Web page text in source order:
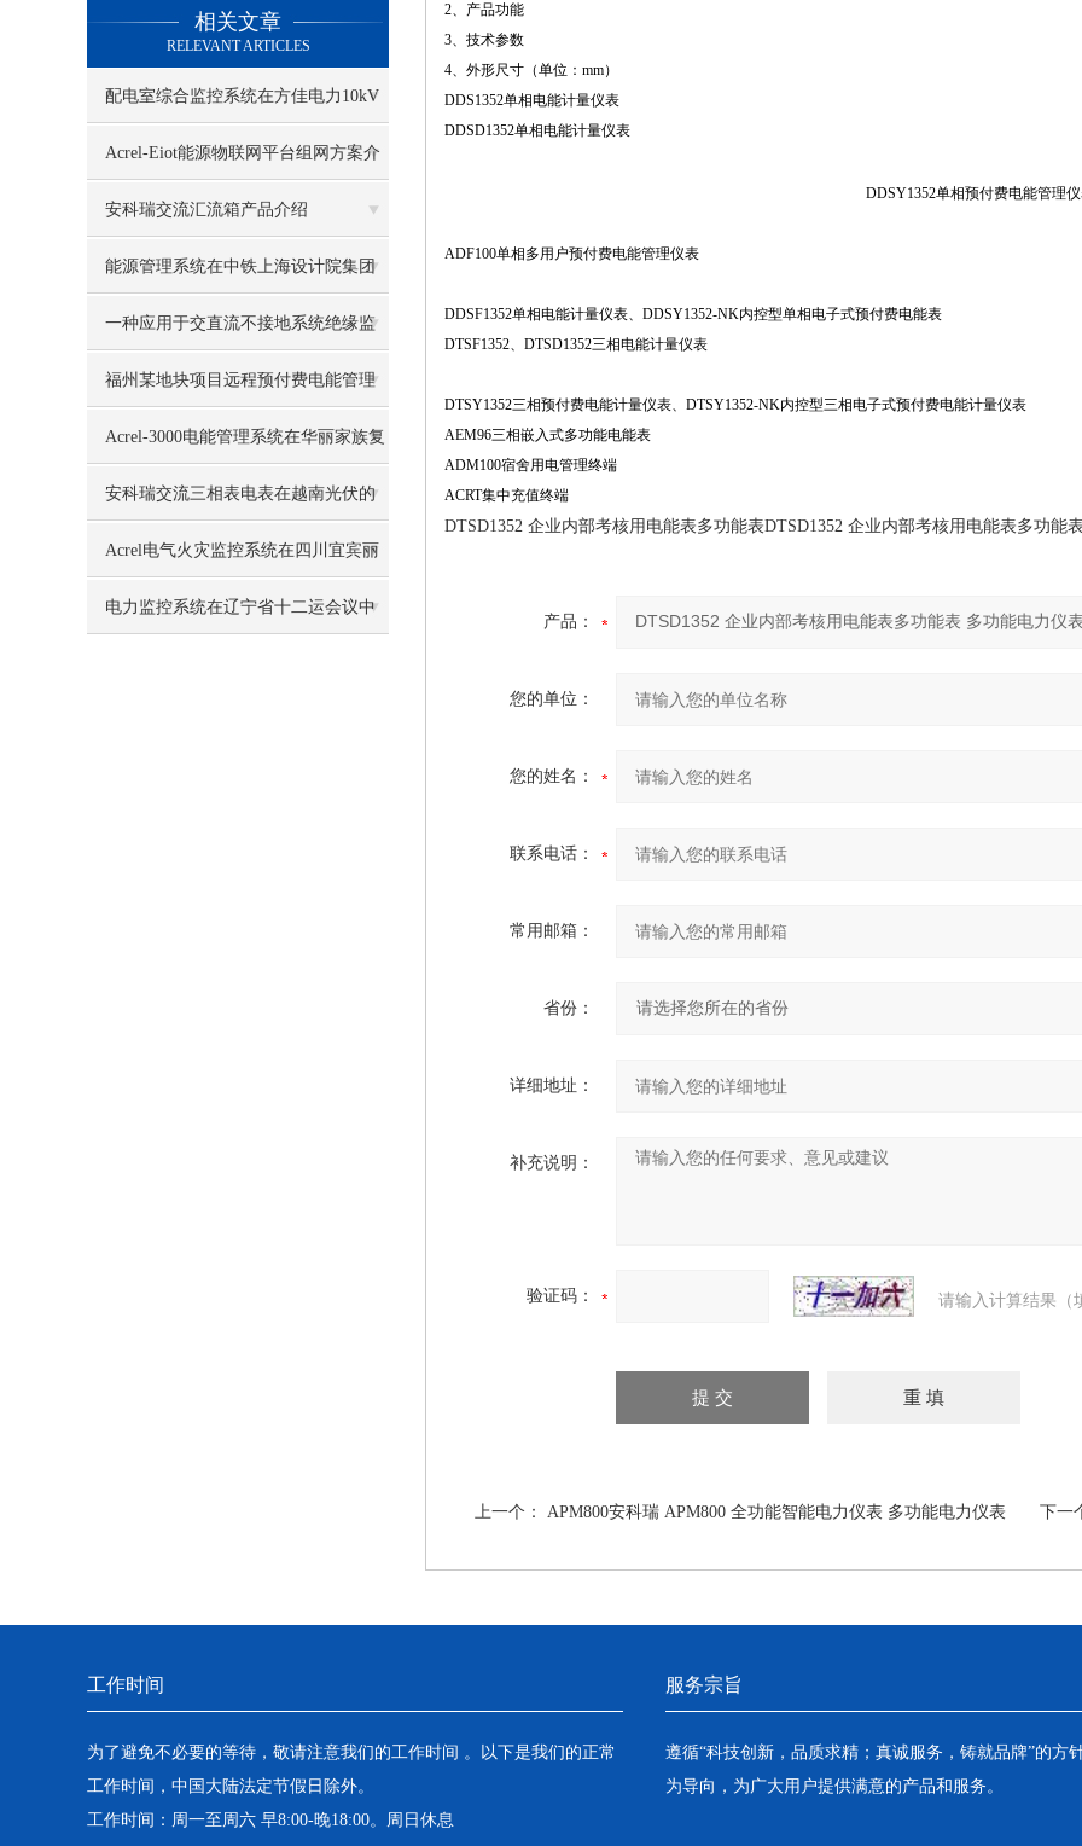
相关文章
RELEVANT ARTICLES
配电室综合监控系统在方佳电力10kV
预制舱中的应用
Acrel-Eiot能源物联网平台组网方案介
绍
安科瑞交流汇流箱产品介绍
能源管理系统在中铁上海设计院集团
新建科研设计生产用房工程项目的应
用
一种应用于交直流不接地系统绝缘监
测装置的设计与开发
福州某地块项目远程预付费电能管理
系统的设计与应用
Acrel-3000电能管理系统在华丽家族复
兴天地中心的应用
安科瑞交流三相表电表在越南光伏的
应用
Acrel电气火灾监控系统在四川宜宾丽
雅上城的应用
电力监控系统在辽宁省十二运会议中
2、产品功能
3、技术参数
4、外形尺寸（单位：mm）
DDS1352单相电能计量仪表
DDSD1352单相电能计量仪表
DDSY1352单相预付费电能管理
ADF100单相多用户预付费电能管理仪表
DDSF1352单相电能计量仪表、DDSY1352-NK内控型单相电子式预付费电能表
DTSF1352、DTSD1352三相电能计量仪表
DTSY1352三相预付费电能计量仪表、DTSY1352-NK内控型三相电子式预付费电能计量仪表
AEM96三相嵌入式多功能电能表
ADM100宿舍用电管理终端
ACRT集中充值终端
DTSD1352 企业内部考核用电能表多功能表DTSD1352 企业内部考核用电能表多功能
产品：
您的单位：
您的姓名：
联系电话：
常用邮箱：
省份：
详细地址：
补充说明：
验证码： 请输入计算结果（
上一个： APM800安科瑞 APM800 全功能智能电力仪表 多功能电力仪表 下一
工作时间
为了避免不必要的等待，敬请注意我们的工作时间 。以下是我们的正常
工作时间，中国大陆法定节假日除外。
工作时间：周一至周六 早8:00-晚18:00。周日休息
服务宗旨
遵循“科技创新，品质求精；真诚服务，铸就品牌”的方
为导向，为广大用户提供满意的产品和服务。